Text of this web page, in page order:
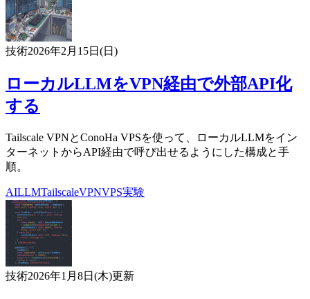
技術2026年2月15日(日)
ローカルLLMをVPN経由で外部API化
する
Tailscale VPNとConoHa VPSを使って、ローカルLLMをイン
ターネットからAPI経由で呼び出せるようにした構成と手
順。
AILLMTailscaleVPNVPS実験
技術2026年1月8日(木)更新